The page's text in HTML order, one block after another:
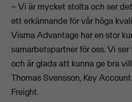
– Vi är mycket stolta och ser
ett erkännande för vår höga
Visma Advantage har en stor
samarbetspartner för oss. Vi
och är glada att kunna ge bra
Thomas Svensson, Key
Freight.